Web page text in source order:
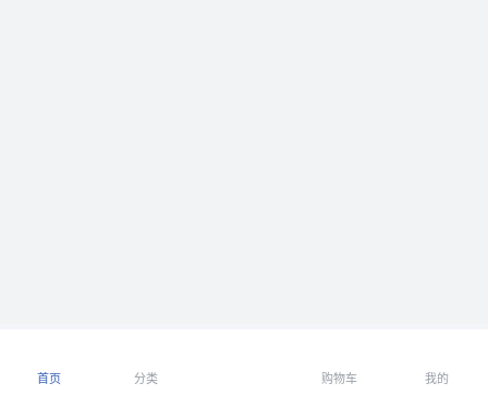
首页 分类 购物车 我的